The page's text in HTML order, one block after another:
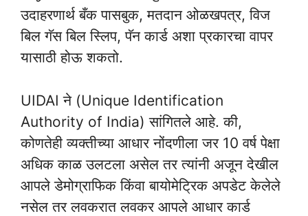
उदाहरणार्थ बँक पासबुक, मतदान ओळखपत्र, विज
बिल गॅस बिल स्लिप, पॅन कार्ड अशा प्रकारचा वापर
यासाठी होऊ शकतो.
UIDAI ने (Unique Identification
Authority of India) सांगितले आहे. की,
कोणतेही व्यक्तीच्या आधार नोंदणीला जर 10 वर्ष पेक्षा
अधिक काळ उलटला असेल तर त्यांनी अजून देखील
आपले डेमोग्राफिक किंवा बायोमेट्रिक अपडेट केलेले
नसेल तर लवकरात लवकर आपले आधार कार्ड